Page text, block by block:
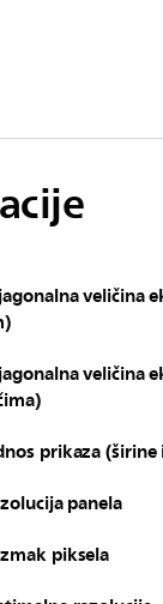
veličina
veličina
prikaza (širine
panela
piksela